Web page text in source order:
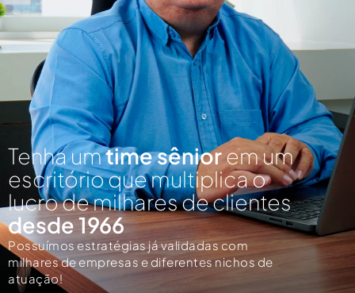
Tenha umtime sêniorem um
escritório que multiplica o
lucro de milhares de clientes
desde 1966
Possuímos estratégias já validadas com
milhares de empresas e diferentes nichos de
atuação!